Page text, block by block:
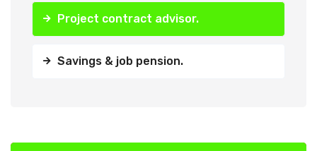
Project contract advisor.
Savings & job pension.